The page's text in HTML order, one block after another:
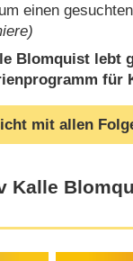
einen
Blomquist lebt
für
mit allen
Kalle